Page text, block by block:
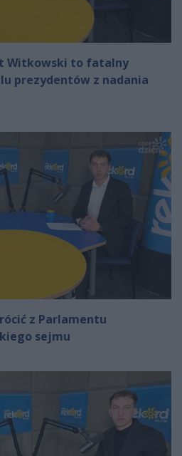
Witkowski to fatalny
prezydentów z nadania
z Parlamentu
sejmu